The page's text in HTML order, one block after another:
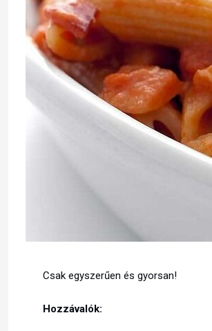
Csak egyszerűen és gyorsan!
Hozzávalók: